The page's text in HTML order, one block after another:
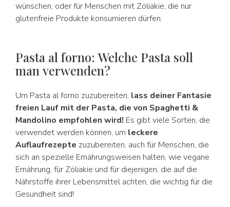
wünschen, oder für Menschen mit Zöliakie, die nur
glutenfreie Produkte konsumieren dürfen.
Pasta al forno: Welche Pasta soll
man verwenden?
Um Pasta al forno zuzubereiten, lass deiner Fantasie
freien Lauf mit der Pasta, die von Spaghetti &
Mandolino empfohlen wird! Es gibt viele Sorten, die
verwendet werden können, um leckere
Auflaufrezepte zuzubereiten, auch für Menschen, die
sich an spezielle Ernährungsweisen halten, wie vegane
Ernährung, für Zöliakie und für diejenigen, die auf die
Nährstoffe ihrer Lebensmittel achten, die wichtig für die
Gesundheit sind!